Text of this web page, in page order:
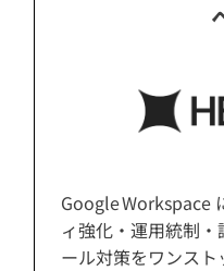
Google Workspace
ィ強化・運用統制
ール対策をワンス